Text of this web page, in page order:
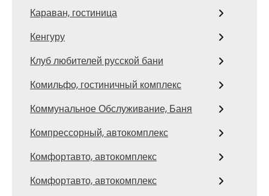
Караван, гостиница
Кенгуру
Клуб любителей русской бани
Комильфо, гостиничный комплекс
Коммунальное Обслуживание, Баня
Компрессорный, автокомплекс
Комфортавто, автокомплекс
Комфортавто, автокомплекс